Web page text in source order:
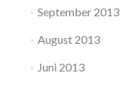
September 2013
August 2013
Juni 2013